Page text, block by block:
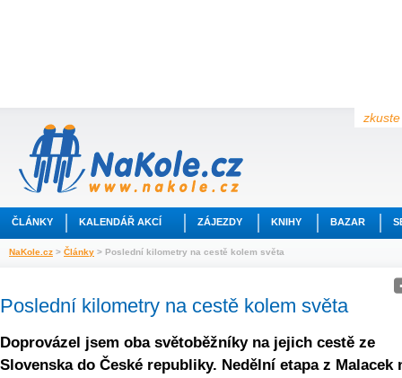
ČLÁNKY KALENDÁŘ AKCÍ ZÁJEZDY KNIHY BAZAR
NaKole.cz > Články > Poslední kilometry na cestě kolem světa
Poslední kilometry na cestě kolem světa
Doprovázel jsem oba světoběžníky na jejich cestě ze
Slovenska do České republiky. Nedělní etapa z Malacek